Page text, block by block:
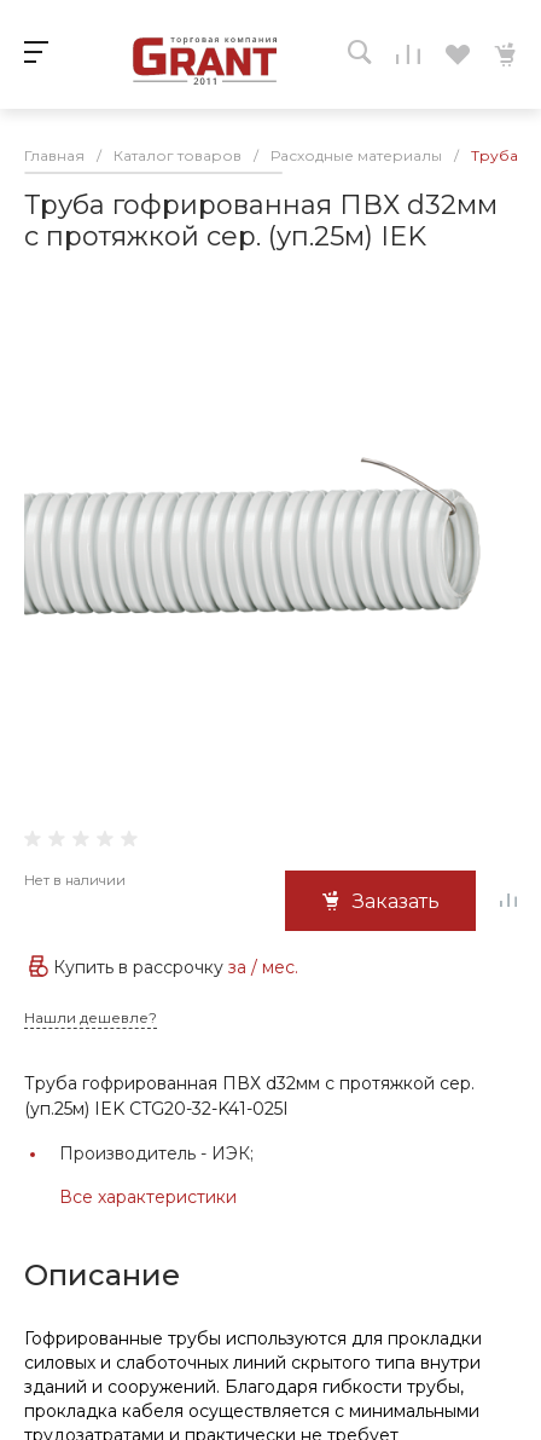
Главная / Каталог товаров / Расходные материалы / Труба
Труба гофрированная ПВХ d32мм
с протяжкой сер. (уп.25м) IEK
Нет в наличии
Заказать
Купить в рассрочку за / мес.
Нашли дешевле?
Труба гофрированная ПВХ d32мм с протяжкой сер.
(уп.25м) IEK CTG20-32-K41-025I
Производитель - ИЭК;
Все характеристики
Описание
Гофрированные трубы используются для прокладки
силовых и слаботочных линий скрытого типа внутри
зданий и сооружений. Благодаря гибкости трубы,
прокладка кабеля осуществляется с минимальными
трудозатратами и практически не требует